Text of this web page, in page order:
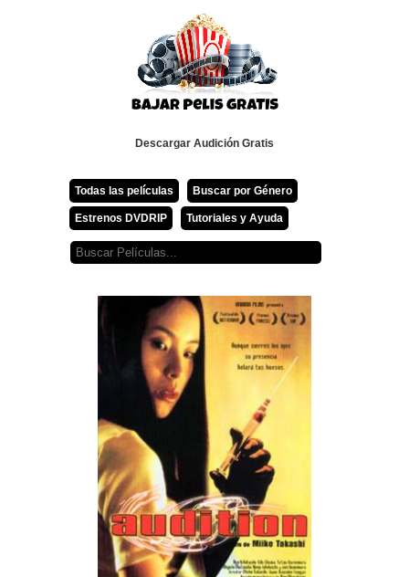
Descargar Audición Gratis
Todas las películas Buscar por Género
Estrenos DVDRIP Tutoriales y Ayuda